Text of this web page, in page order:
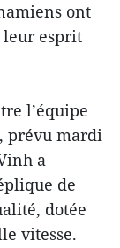
ont
esprit
l’équipe
prévu mardi
a
de
dotée
vitesse.